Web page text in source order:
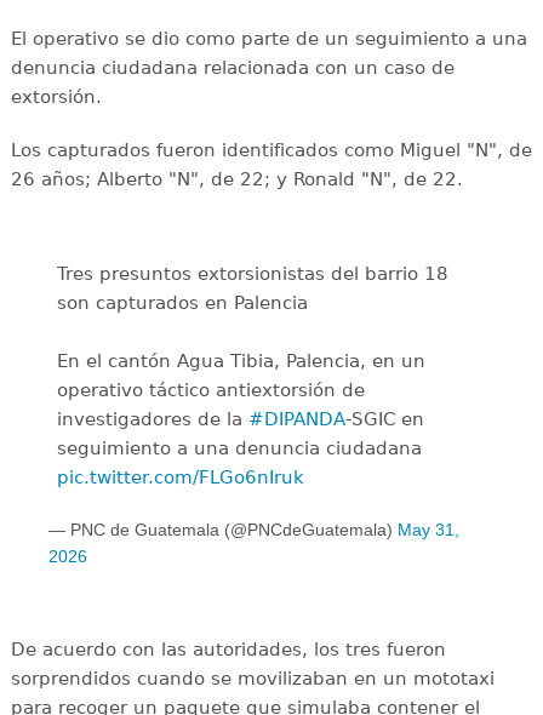
El operativo se dio como parte de un seguimiento a una
denuncia ciudadana relacionada con un caso de
extorsión.
Los capturados fueron identificados como Miguel "N", de
26 años; Alberto "N", de 22; y Ronald "N", de 22.
Tres presuntos extorsionistas del barrio 18
son capturados en Palencia
En el cantón Agua Tibia, Palencia, en un
operativo táctico antiextorsión de
investigadores de la #DIPANDA-SGIC en
seguimiento a una denuncia ciudadana
pic.twitter.com/FLGo6nIruk
— PNC de Guatemala (@PNCdeGuatemala) May 31,
2026
De acuerdo con las autoridades, los tres fueron
sorprendidos cuando se movilizaban en un mototaxi
para recoger un paquete que simulaba contener el